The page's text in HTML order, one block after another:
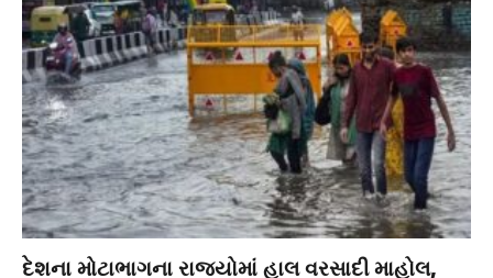
દેશના મોટાભાગના રાજ્યોમાં હાલ વરસાદી માહોલ,